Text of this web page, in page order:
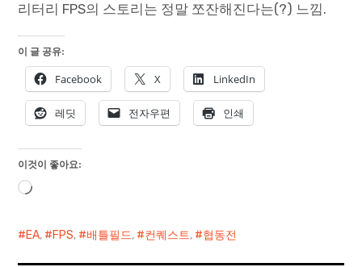
리터리 FPS의 스토리는 정말 쪼잔해진다는(?) 느낌.
이 글 공유:
Facebook X LinkedIn
레딧 전자우편 인쇄
이것이 좋아요:
로
중...
EA, FPS, 배틀필드, 컨퀘스트, 협동전